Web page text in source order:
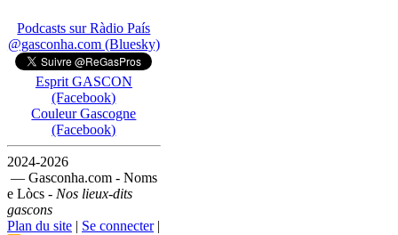
Podcasts sur Ràdio País
@gasconha.com (Bluesky)
Esprit GASCON
(Facebook)
Couleur Gascogne
(Facebook)
2024-2026
— Gasconha.com - Noms
e Lòcs - Nos lieux-dits
gascons
Plan du site | Se connecter|